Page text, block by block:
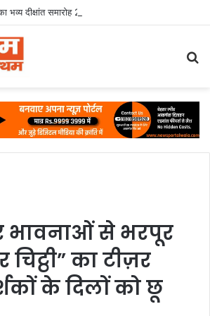
भावनाओं से भरपूर
का टीज़र
के दिलों को छू